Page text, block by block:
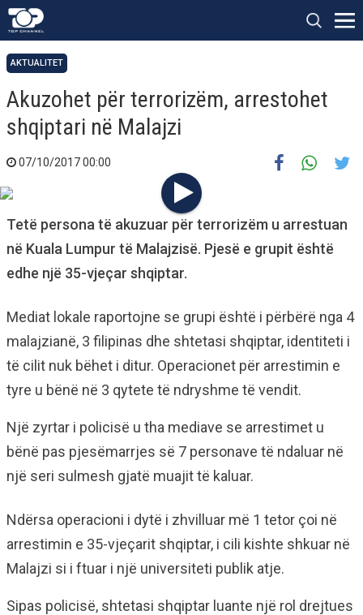
AKTUALITET
Akuzohet për terrorizëm, arrestohet
shqiptari në Malajzi
07/10/2017 00:00
Tetë persona të akuzuar për terrorizëm u arrestuan
në Kuala Lumpur të Malajzisë. Pjesë e grupit është
edhe një 35-vjeçar shqiptar.
Mediat lokale raportojne se grupi është i përbërë nga 4
malajzianë, 3 filipinas dhe shtetasi shqiptar, identiteti i
të cilit nuk bëhet i ditur. Operacionet për arrestimin e
tyre u bënë në 3 qytete të ndryshme të vendit.
Një zyrtar i policisë u tha mediave se arrestimet u
bënë pas pjesëmarrjes së 7 personave të ndaluar në
një seri sulmesh gjatë muajit të kaluar.
Ndërsa operacioni i dytë i zhvilluar më 1 tetor çoi në
arrestimin e 35-vjeçarit shqiptar, i cili kishte shkuar në
Malajzi si i ftuar i një universiteti publik atje.
Sipas policisë, shtetasi shqiptar luante një rol drejtues